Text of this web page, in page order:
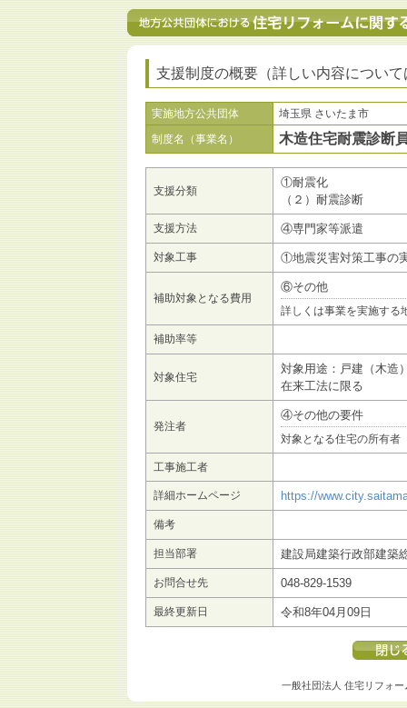
支援制度の概要（詳しい内容につい
実施地方公共団体
埼玉県 さいたま市
制度名（事業名）
木造住宅耐震診断
支援分類
①耐震化
（２）耐震診断
支援方法 ④専門家等派遣
対象工事 ①地震災害対策工事の
補助対象となる費用
⑥その他
詳しくは事業を実施する
補助率等
対象住宅
対象用途：戸建（木造
在来工法に限る
発注者
④その他の要件
対象となる住宅の所有者
工事施工者
詳細ホームページ https://
備考
担当部署 建設局建築行政部建築
お問合せ先 048-829-1539
最終更新日 令和8年04月09日
一般社団法人 住宅リフォー